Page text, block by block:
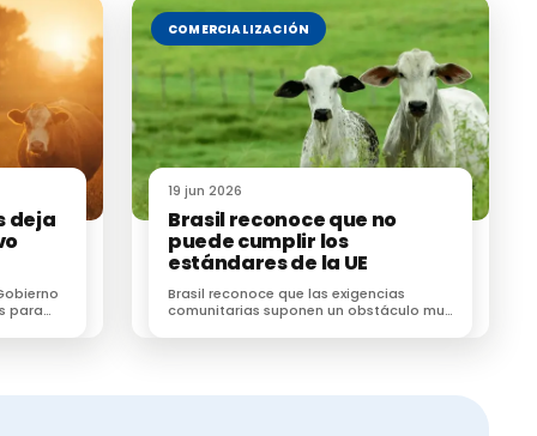
en
leche de
qué
los
deja
para
COMERCIALIZACIÓN
19 jun 2026
Brasil reconoce que no
puede cumplir los
estándares de la UE
Brasil reconoce que las exigencias
comunitarias suponen un obstáculo muy
brasileño